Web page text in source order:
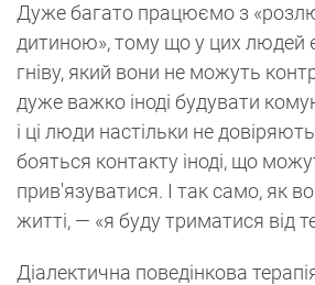
Дуже багато працюємо з
дитиною», тому що у цих людей
гніву, який вони не можуть
дуже важко іноді будувати
і ці люди настільки не
бояться контакту іноді, що
прив'язуватися. І так само, як
житті, — «я буду триматися від
Діалектична поведінкова